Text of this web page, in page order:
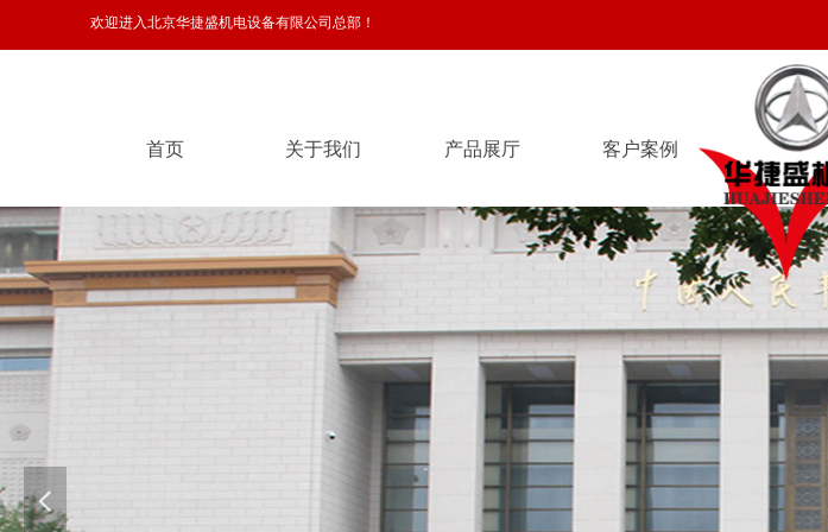
欢迎进入北京华捷盛机电设备有限公司总部！
넳
首页
首页
关于我们
关于我们
产品展厅
产品展厅
客户案例
客户案例